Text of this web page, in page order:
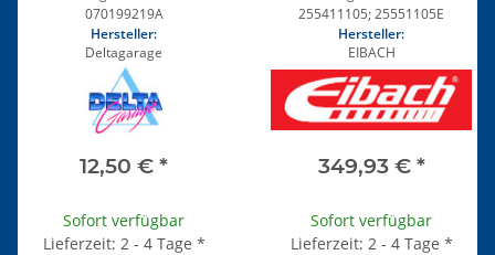
070199219A
Hersteller:
Deltagarage
12,50 € *
Sofort verfügbar
Lieferzeit: 2 - 4 Tage *
255411105; 25551105E
Hersteller:
EIBACH
349,93 € *
Sofort verfügbar
Lieferzeit: 2 - 4 Tage *